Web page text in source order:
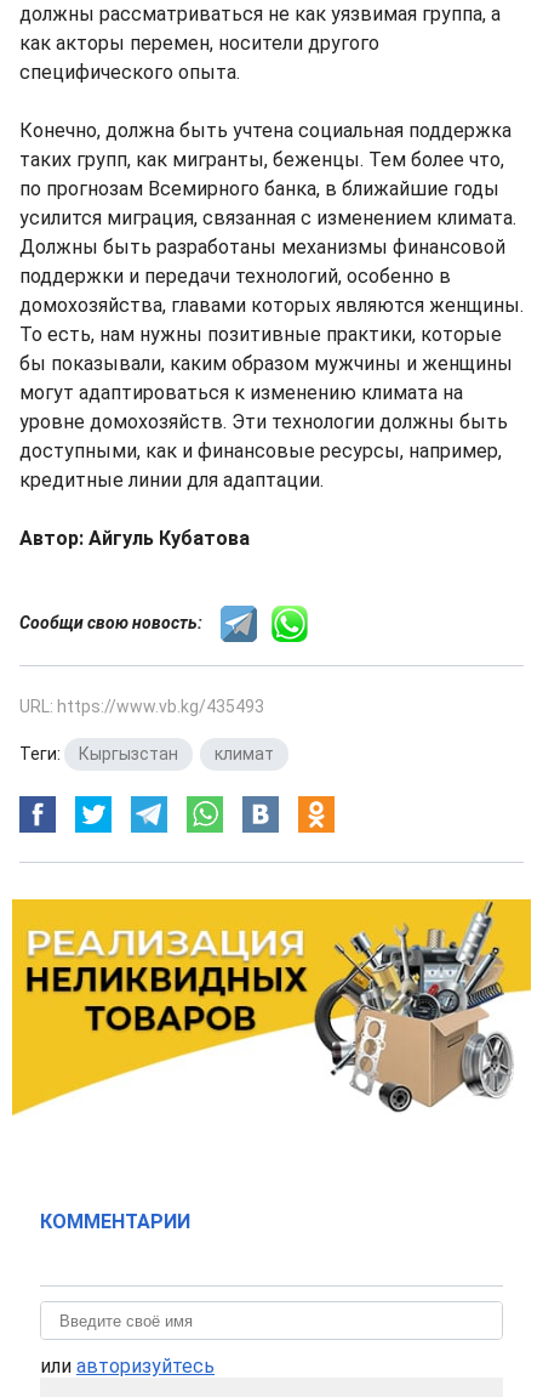
должны рассматриваться не как уязвимая группа, а
как акторы перемен, носители другого
специфического опыта.
Конечно, должна быть учтена социальная поддержка
таких групп, как мигранты, беженцы. Тем более что,
по прогнозам Всемирного банка, в ближайшие годы
усилится миграция, связанная с изменением климата.
Должны быть разработаны механизмы финансовой
поддержки и передачи технологий, особенно в
домохозяйства, главами которых являются женщины.
То есть, нам нужны позитивные практики, которые
бы показывали, каким образом мужчины и женщины
могут адаптироваться к изменению климата на
уровне домохозяйств. Эти технологии должны быть
доступными, как и финансовые ресурсы, например,
кредитные линии для адаптации.
Автор: Айгуль Кубатова
Сообщи свою новость:
URL: https://www.vb.kg/435493
Теги: Кыргызстан климат
КОММЕНТАРИИ
или авторизуйтесь